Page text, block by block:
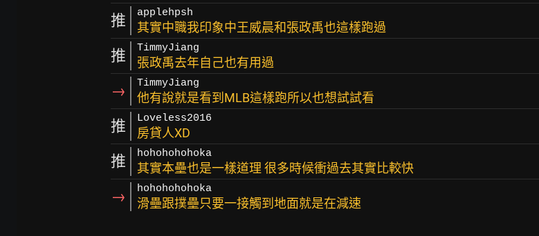
推 applehpsh
其實中職我印象中王威晨和張政禹也這樣跑過
推 TimmyJiang
張政禹去年自己也有用過
→ TimmyJiang
他有說就是看到MLB這樣跑所以也想試試看
推 Loveless2016
房貸人XD
推 hohohohohoka
其實本壘也是一樣道理 很多時候衝過去其實比較快
→ hohohohohoka
滑壘跟撲壘只要一接觸到地面就是在減速